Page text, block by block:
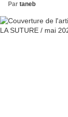
Par taneb